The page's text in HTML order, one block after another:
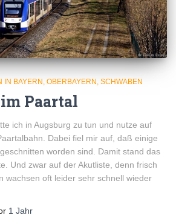
IN BAYERN OBERBAYERN SCHWABEN
Paartal
ich in Augsburg zu tun und nutze auf
Dabei fiel mir auf, daß einige
worden sind. Damit stand das
Und zwar auf der Akutliste, denn frisch
wachsen oft leider sehr schnell wieder
1 Jahr